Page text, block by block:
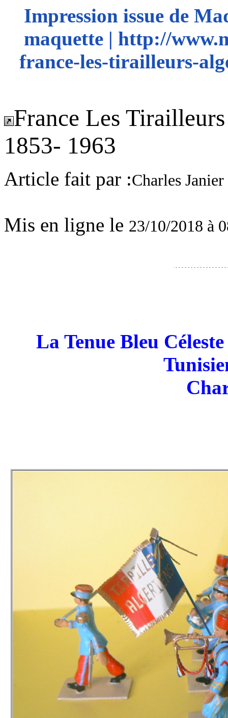
Impression issue de
maquette | http://
france-les-tirailleurs-
France Les
1853- 1963
Article fait par :Charles Janier
Mis en ligne le 23/10/2018 à
La Tenue Bleu